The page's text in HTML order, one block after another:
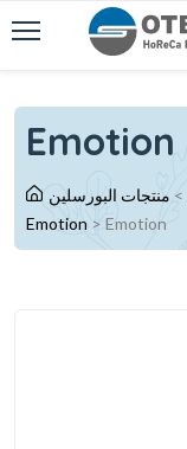
Emotion
> منتجات البورسلين
Emotion > Emotion